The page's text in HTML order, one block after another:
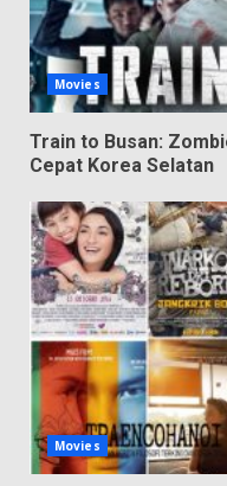
Movies
Train to Busan:
Cepat Korea Selatan
Movies